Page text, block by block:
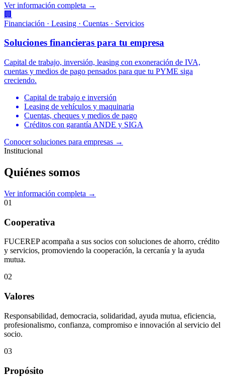
Ver información completa →
🏢
Financiación · Leasing · Cuentas · Servicios
Soluciones financieras para tu empresa
Capital de trabajo, inversión, leasing con exoneración de IVA,
cuentas y medios de pago pensados para que tu PYME siga
creciendo.
Capital de trabajo e inversión
Leasing de vehículos y maquinaria
Cuentas, cheques y medios de pago
Créditos con garantía ANDE y SIGA
Conocer soluciones para empresas →
Institucional
Quiénes somos
Ver información completa →
01
Cooperativa
FUCEREP acompaña a sus socios con soluciones de ahorro, crédito
y servicios, promoviendo la cooperación, la cercanía y la ayuda
mutua.
02
Valores
Responsabilidad, democracia, solidaridad, ayuda mutua, eficiencia,
profesionalismo, confianza, compromiso e innovación al servicio del
socio.
03
Propósito